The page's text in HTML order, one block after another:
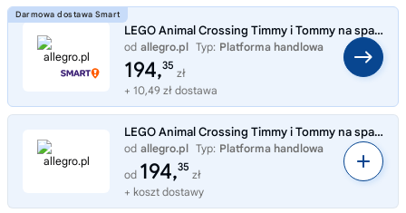
LEGO Animal Crossing Timmy i Tommy na spacerze 77059
od allegro.pl Typ: Platforma handlowa
194,35
zł
+ 10,49 zł dostawa
LEGO Animal Crossing Timmy i Tommy na spacerze 77059
od allegro.pl Typ: Platforma handlowa
od 194,35
zł
+ koszt dostawy